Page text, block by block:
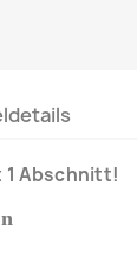
1 Abschnitt!